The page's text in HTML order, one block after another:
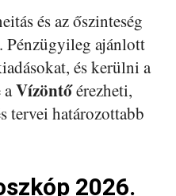
és az őszinteség
Pénzügyileg ajánlott
és kerülni a
aVízöntőérezheti,
tervei határozottabb
2026.